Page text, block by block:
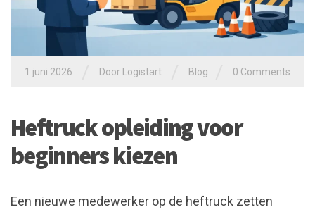
1 juni 2026 Door Logistart Blog 0 Comments
Heftruck opleiding voor
beginners kiezen
Een nieuwe medewerker op de heftruck zetten